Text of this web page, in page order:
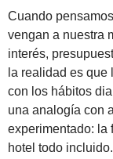
Cuando
vengan a nuestra
interés,
la realidad es
con los hábitos
una analogía con
experimentado: la
hotel todo incluido.